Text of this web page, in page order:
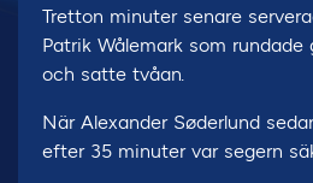
Tretton minuter senare
Patrik Wålemark som
och satte tvåan.
När Alexander Søderlund
efter 35 minuter var segern